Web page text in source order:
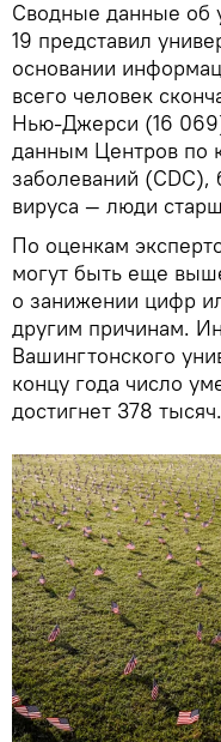
Сводные данные об
19 представил
основании
всего человек
Нью-Джерси (16 069)
данным Центров по
заболеваний (СDC),
вируса — люди
По оценкам
могут быть еще
о занижении цифр
другим причинам.
Вашингтонского
концу года число
достигнет 378 тысяч.